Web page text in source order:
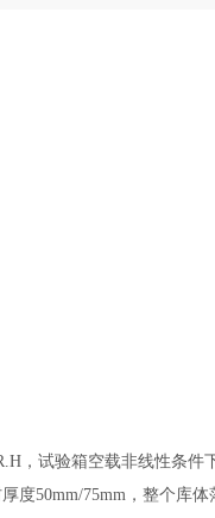
，试验箱空载非线性条件
度50mm/75mm，整个库